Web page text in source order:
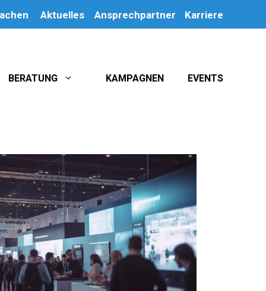
Aktuelles Ansprechpartner Karriere
BERATUNG KAMPAGNEN EVENTS